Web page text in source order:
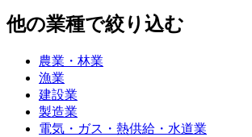
他の業種で絞り込む
農業・林業
漁業
建設業
製造業
電気・ガス・熱供給・水道業